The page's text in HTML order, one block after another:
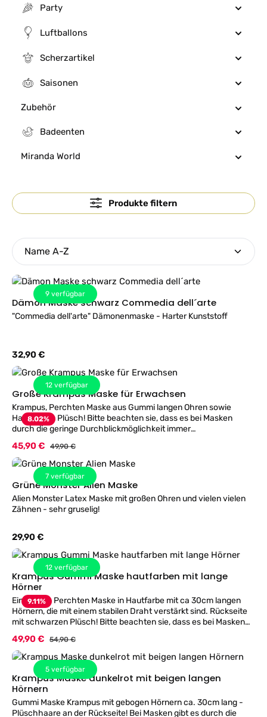
Party
Luftballons
Scherzartikel
Saisonen
Zubehör
Badeenten
Miranda World
Produkte filtern
9 verfügbar
Dämon Maske schwarz Commedia dell´arte
"Commedia dell'arte" Dämonenmaske - Harter Kunststoff
Regulärer Preis:
32,90 €
12 verfügbar
8.02%
Große Krampus Maske für Erwachsen
Krampus, Perchten Maske aus Gummi langen Ohren sowie
Haaren aus Plüsch! Bitte beachten sie, dass es bei Masken
durch die geringe Durchblickmöglichkeit immer
etwas größer ausschneiden und die dann sichtbare Haut rund
um die Augen schwarz schminken!
Verkaufspreis:
45,90 € Regulärer Preis:
49,90 €
7 verfügbar
Grüne Monster Alien Maske
Alien Monster Latex Maske mit großen Ohren und vielen vielen
Zähnen - sehr gruselig!
Regulärer Preis:
29,90 €
12 verfügbar
9.11%
Krampus Gummi Maske hautfarben mit lange
Hörner
Eine große Perchten Maske in Hautfarbe mit ca 30cm langen
Hörnern, die mit einem stabilen Draht verstärkt sind. Rückseite
mit schwarzen Plüsch! Bitte beachten sie, dass es bei Masken
Sichteinschränkungen kommen kann! TIP für einen Perfekten
Auftritt, die sichtbare Haut rund um die Augenöffnung schwarz
schminken!
Verkaufspreis:
49,90 € Regulärer Preis:
54,90 €
5 verfügbar
Krampus Maske dunkelrot mit beigen langen
Hörnern
Gummi Maske Krampus mit gebogen Hörnern ca. 30cm lang -
Plüschhaare an der Rückseite! Bei Masken gibt es durch die